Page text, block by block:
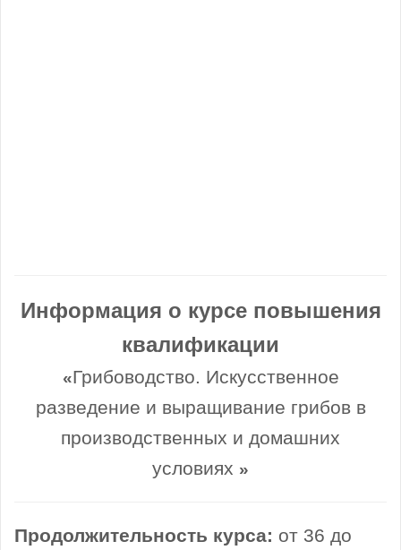
Информация о курсе повышения
квалификации
«Грибоводство. Искусственное
разведение и выращивание грибов в
производственных и домашних
условиях »
Продолжительность курса: от 36 до